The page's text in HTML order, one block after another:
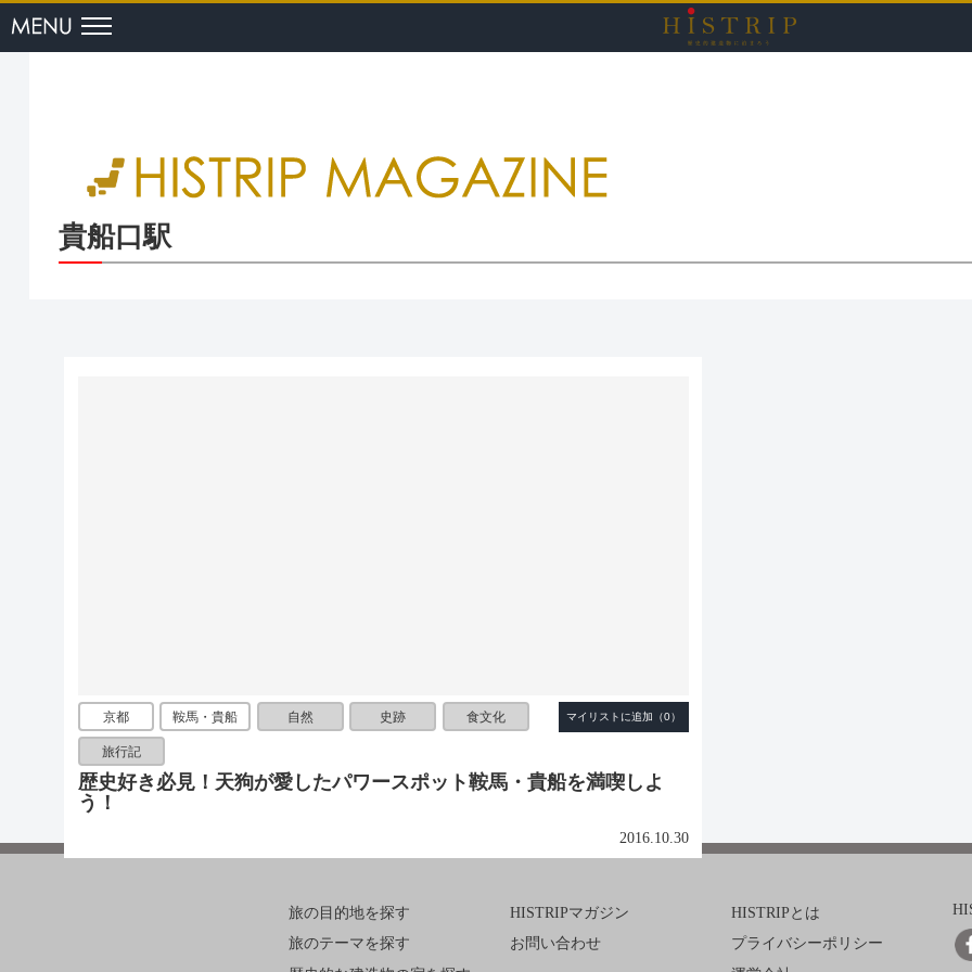
HISTRIP（
貴船口駅
京都 鞍馬・貴船 自然 史跡 食文化
旅行記
歴史好き必見！天狗が愛したパワースポット鞍馬・貴船を満喫しよ
う！
2016.10.30
旅の目的地を探す
旅のテーマを探す
HISTRIPマガジン
お問い合わせ
HISTRIPとは
プライバシーポリシー